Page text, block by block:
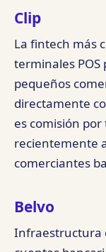
Clip
La fintech más
terminales
pequeños
directamente
es comisión
recientemente
comerciantes
Belvo
Infraestructura